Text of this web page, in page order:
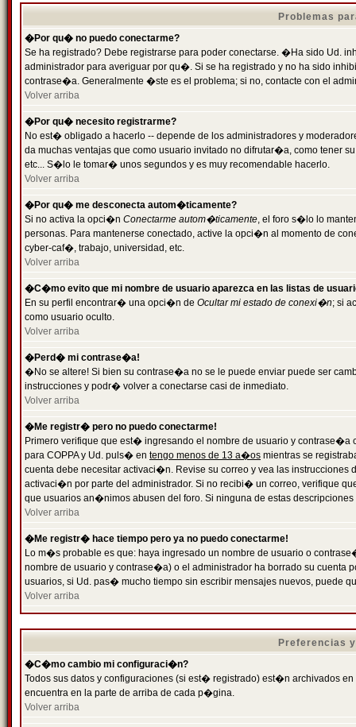
Problemas
�Por qu� no puedo conectarme?
Se ha registrado? Debe registrarse para poder conectarse. �Ha sido Ud.
administrador para averiguar por qu�. Si se ha registrado y no ha sido
contrase�a. Generalmente �ste es el problema; si no, contacte con el
Volver arriba
�Por qu� necesito registrarme?
No est� obligado a hacerlo -- depende de los administradores y
da muchas ventajas que como usuario invitado no difrutar�a, como tener
etc... S�lo le tomar� unos segundos y es muy recomendable hacerlo.
Volver arriba
�Por qu� me desconecta autom�ticamente?
Si no activa la opci�n Conectarme autom�ticamente, el foro s�lo lo
personas. Para mantenerse conectado, active la opci�n al momento de
cyber-caf�, trabajo, universidad, etc.
Volver arriba
�C�mo evito que mi nombre de usuario aparezca en las listas de
En su perfil encontrar� una opci�n de Ocultar mi estado de conexi�n; si
como usuario oculto.
Volver arriba
�Perd� mi contrase�a!
�No se altere! Si bien su contrase�a no se le puede enviar puede ser
instrucciones y podr� volver a conectarse casi de inmediato.
Volver arriba
�Me registr� pero no puedo conectarme!
Primero verifique que est� ingresando el nombre de usuario y
para COPPA y Ud. puls� en tengo menos de 13 a�os mientras se
cuenta debe necesitar activaci�n. Revise su correo y vea las
activaci�n por parte del administrador. Si no recibi� un correo, verifique
que usuarios an�nimos abusen del foro. Si ninguna de estas
Volver arriba
�Me registr� hace tiempo pero ya no puedo conectarme!
Lo m�s probable es que: haya ingresado un nombre de usuario o
nombre de usuario y contrase�a) o el administrador ha borrado su
usuarios, si Ud. pas� mucho tiempo sin escribir mensajes nuevos, puede
Volver arriba
Preferencias
�C�mo cambio mi configuraci�n?
Todos sus datos y configuraciones (si est� registrado) est�n archivados
encuentra en la parte de arriba de cada p�gina.
Volver arriba